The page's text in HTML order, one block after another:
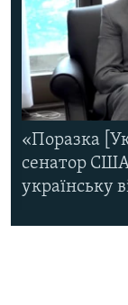
«Поразка
сенатор США
українську